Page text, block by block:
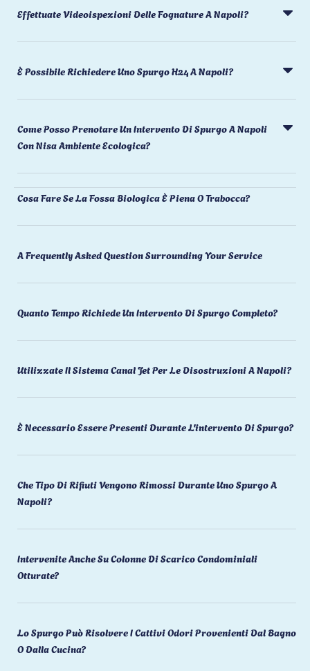
Effettuate Videoispezioni Delle Fognature A Napoli?
È Possibile Richiedere Uno Spurgo H24 A Napoli?
Come Posso Prenotare Un Intervento Di Spurgo A Napoli
Con Nisa Ambiente Ecologica?
Cosa Fare Se La Fossa Biologica È Piena O Trabocca?
A Frequently Asked Question Surrounding Your Service
Quanto Tempo Richiede Un Intervento Di Spurgo Completo?
Utilizzate Il Sistema Canal Jet Per Le Disostruzioni A Napoli?
È Necessario Essere Presenti Durante L'intervento Di Spurgo?
Che Tipo Di Rifiuti Vengono Rimossi Durante Uno Spurgo A
Napoli?
Intervenite Anche Su Colonne Di Scarico Condominiali
Otturate?
Lo Spurgo Può Risolvere I Cattivi Odori Provenienti Dal Bagno
O Dalla Cucina?